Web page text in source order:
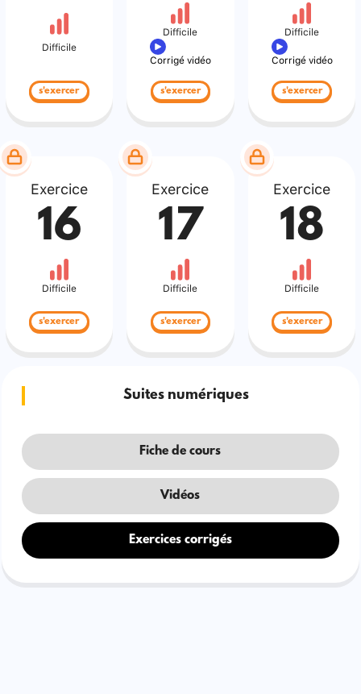
Difficile
s'exercer
Difficile
Corrigé vidéo
s'exercer
Difficile
Corrigé vidéo
s'exercer
Exercice
16
Difficile
s'exercer
Exercice
17
Difficile
s'exercer
Exercice
18
Difficile
s'exercer
Suites numériques
Fiche de cours
Vidéos
Exercices corrigés